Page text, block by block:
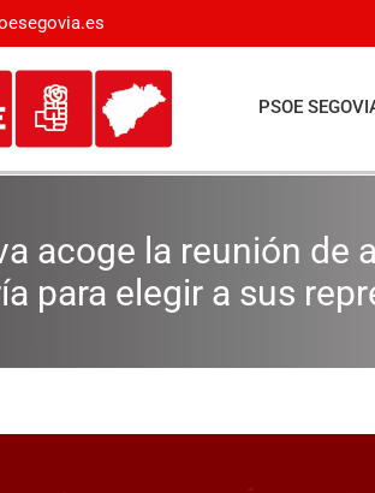
PSOE
acoge la reunión de
para elegir a sus